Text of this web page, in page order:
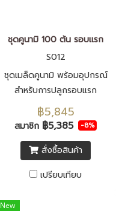
ชุดคูนามิ 100 ต้น รอบแรก
S012
ชุดเมล็ดคูนามิ พร้อมอุปกรณ์
สำหรับการปลูกรอบแรก
฿5,845
สมาชิก ฿5,385 -8%
สั่งซื้อสินค้า
เปรียบเทียบ
New